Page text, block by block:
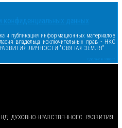
конфиденциальных данных
и публикация информационных материалов
владельца исключительных прав - НКО
ЛИЧНОСТИ "СВЯТАЯ ЗЕМЛЯ"
Сделано в samsite
ДУХОВНО-НРАВСТВЕННОГО РАЗВИТИЯ